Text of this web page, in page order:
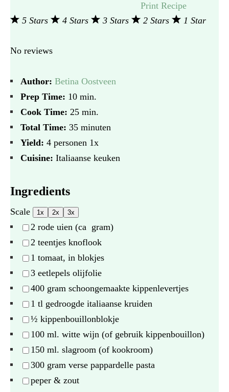
Print Recipe
5 Stars
4 Stars 3 Stars 2 Stars 1 Star
No reviews
Author: Betina Oostveen
Prep Time: 10 min.
Cook Time: 25 min.
Total Time: 35 minuten
Yield: 4 personen 1x
Cuisine: Italiaanse keuken
Ingredients
Scale 1x 2x 3x
2 rode uien (ca gram)
2 teentjes knoflook
1 tomaat, in blokjes
3 eetlepels olijfolie
400 gram schoongemaakte kippenlevertjes
1 tl gedroogde italiaanse kruiden
½ kippenbouillonblokje
100 ml. witte wijn (of gebruik kippenbouillon)
150 ml. slagroom (of kookroom)
300 gram verse pappardelle pasta
peper & zout